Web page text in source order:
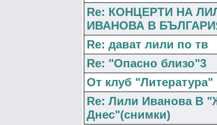
Re: КОНЦЕРТИ НА
ИВАНОВА В
Re: дават лили по тв
Re: "Опасно близо"3
От клуб "Литература"
Re: Лили Иванова В
Днес"(снимки)